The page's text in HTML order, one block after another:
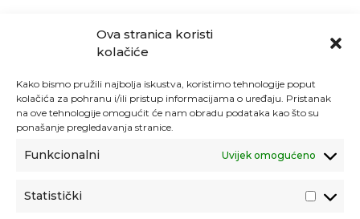
Ova stranica koristi
kolačiće
Kako bismo pružili najbolja iskustva, koristimo tehnologije poput
kolačića za pohranu i/ili pristup informacijama o uređaju. Pristanak
na ove tehnologije omogućit će nam obradu podataka kao što su
ponašanje pregledavanja stranice.
Funkcionalni Uvijek omogućeno
Statistički